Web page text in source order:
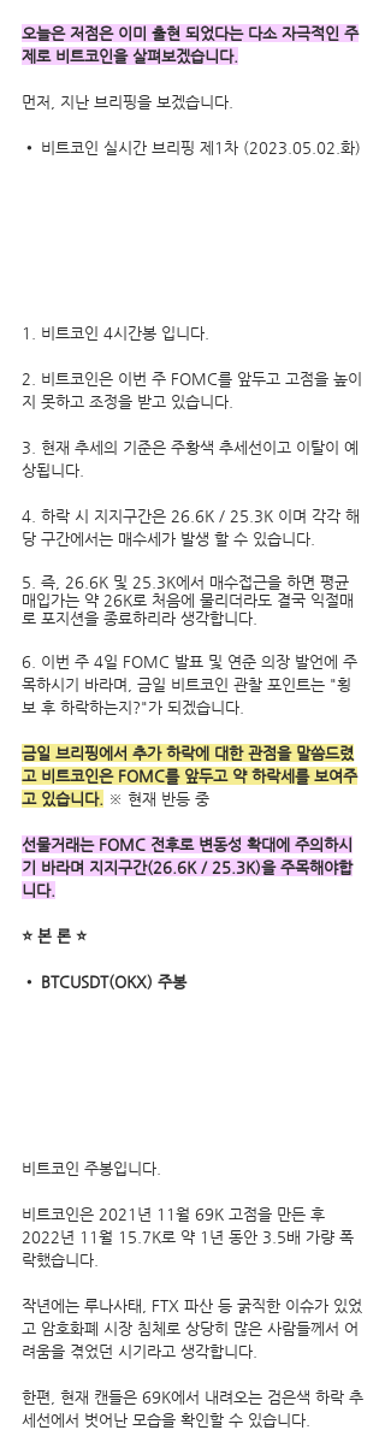
오늘은 저점은 이미 출현 되었다는 다소 자극적인 주
제로 비트코인을 살펴보겠습니다.
먼저, 지난 브리핑을 보겠습니다.
• 비트코인 실시간 브리핑 제1차 (2023.05.02.화)
1. 비트코인 4시간봉 입니다.
2. 비트코인은 이번 주 FOMC를 앞두고 고점을 높이
지 못하고 조정을 받고 있습니다.
3. 현재 추세의 기준은 주황색 추세선이고 이탈이 예
상됩니다.
4. 하락 시 지지구간은 26.6K / 25.3K 이며 각각 해
당 구간에서는 매수세가 발생 할 수 있습니다.
5. 즉, 26.6K 및 25.3K에서 매수접근을 하면 평균
매입가는 약 26K로 처음에 물리더라도 결국 익절매
로 포지션을 종료하리라 생각합니다.
6. 이번 주 4일 FOMC 발표 및 연준 의장 발언에 주
목하시기 바라며, 금일 비트코인 관찰 포인트는 "횡
보 후 하락하는지?"가 되겠습니다.
금일 브리핑에서 추가 하락에 대한 관점을 말씀드렸
고 비트코인은 FOMC를 앞두고 약 하락세를 보여주
고 있습니다. ※ 현재 반등 중
선물거래는 FOMC 전후로 변동성 확대에 주의하시
기 바라며 지지구간(26.6K / 25.3K)을 주목해야합
니다.
⭐ 본 론 ⭐
• BTCUSDT(OKX) 주봉
비트코인 주봉입니다.
비트코인은 2021년 11월 69K 고점을 만든 후
2022년 11월 15.7K로 약 1년 동안 3.5배 가량 폭
락했습니다.
작년에는 루나사태, FTX 파산 등 굵직한 이슈가 있었
고 암호화폐 시장 침체로 상당히 많은 사람들께서 어
려움을 겪었던 시기라고 생각합니다.
한편, 현재 캔들은 69K에서 내려오는 검은색 하락 추
세선에서 벗어난 모습을 확인할 수 있습니다.